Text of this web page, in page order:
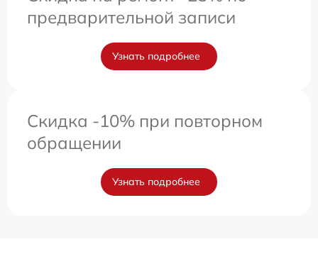
предварительной записи
Узнать подробнее
Скидка -10% при повторном
обращении
Узнать подробнее